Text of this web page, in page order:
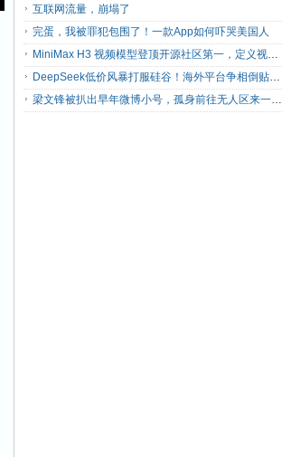
互联网流量，崩塌了
完蛋，我被罪犯包围了！一款App如何吓哭美国人
MiniMax H3 视频模型登顶开源社区第一，定义视频模型领域“斩杀线”
DeepSeek低价风暴打服硅谷！海外平台争相倒贴V4 Flash
梁文锋被扒出早年微博小号，孤身前往无人区来一场相当 deep 的 seek 旅行